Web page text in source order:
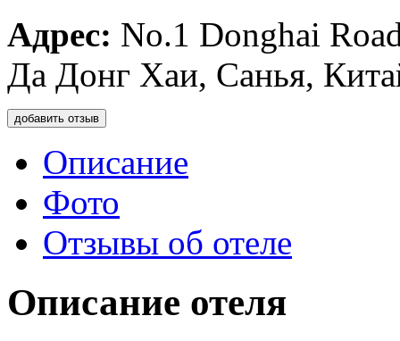
Адрес: No.1 Donghai
Да Донг Хаи, Санья,
добавить отзыв
Описание
Фото
Отзывы об отеле
Описание отеля